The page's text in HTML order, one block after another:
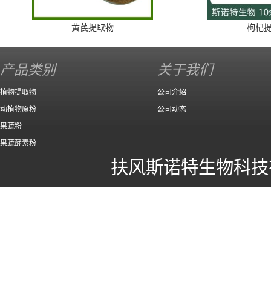
黄芪提取物 枸杞
产品类别
植物提取物
动植物原粉
果蔬粉
果蔬酵素粉
关于我们
公司介绍
公司动态
扶风斯诺特生物科